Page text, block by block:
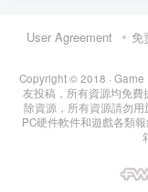
User Agreement 免
Copyright © 2018 · Game
友投稿，所有資源均免
除資源，所有資源請勿
PC硬件軟件和遊戲各類